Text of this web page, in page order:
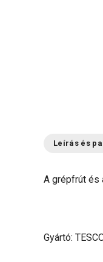
Leírás és
A grépfrút és
Gyártó: